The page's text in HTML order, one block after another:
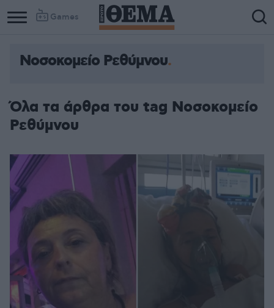
Games
Νοσοκομείο Ρεθύμνου
Όλα τα άρθρα του tag Νοσοκομείο
Ρεθύμνου